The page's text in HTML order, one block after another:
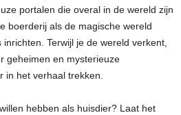
portalen die overal in de wereld zijn
boerderij als de magische wereld
Terwijl je de wereld verkent,
geheimen en mysterieuze
in het verhaal trekken.
hebben als huisdier? Laat het